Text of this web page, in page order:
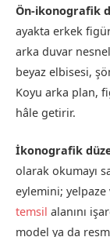
Ön-ikonografik
ayakta erkek
arka duvar
beyaz elbisesi,
Koyu arka plan,
hâle getirir.
İkonografik
olarak okumayı
eylemini;
temsil alanını
model ya da